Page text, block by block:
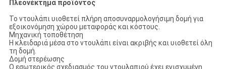
Πλεονέκτημα προϊόντος
Το ντουλάπι υιοθετεί πλήρη αποσυναρμολογήσιμη δομή για
εξοικονόμηση χώρου μεταφοράς και κόστους.
Μηχανική τοποθέτηση
Η κλειδαριά μέσα στο ντουλάπι είναι ακριβής και υιοθετεί όλη
τη δομή.
Δομή στερέωσης
Ο εσωτερικός σχεδιασμός του ντουλαπιού έχει ενισχυμένη